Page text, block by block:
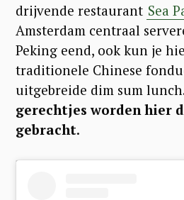
drijvende restaurant Sea
Amsterdam centraal
Peking eend, ook kun je
traditionele Chinese
uitgebreide dim sum
gerechtjes worden hier
gebracht.